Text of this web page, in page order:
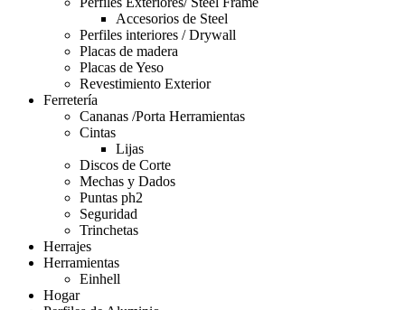
Accesorios de Steel
Perfiles interiores / Drywall
Placas de madera
Placas de Yeso
Revestimiento Exterior
Ferretería
Cananas /Porta Herramientas
Cintas
Lijas
Discos de Corte
Mechas y Dados
Puntas ph2
Seguridad
Trinchetas
Herrajes
Herramientas
Einhell
Hogar